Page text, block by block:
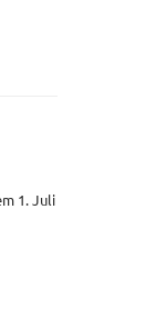
1. Juli